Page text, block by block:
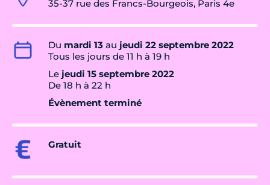
35-37 rue des Francs-Bourgeois, Paris 4e
Du mardi 13 au jeudi 22 septembre 2022
Tous les jours de 11 h à 19 h
Le jeudi 15 septembre 2022
De 18 h à 22 h
Évènement terminé
Gratuit